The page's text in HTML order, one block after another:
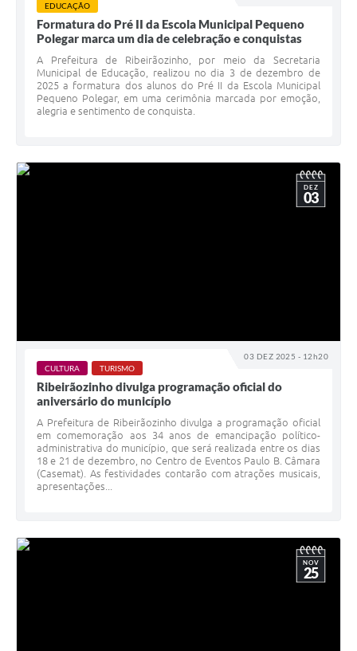
EDUCAÇÃO
Formatura do Pré II da Escola Municipal Pequeno
Polegar marca um dia de celebração e conquistas
A Prefeitura de Ribeirãozinho, por meio da Secretaria
Municipal de Educação, realizou no dia 3 de dezembro de
2025 a formatura dos alunos do Pré II da Escola Municipal
Pequeno Polegar, em uma cerimônia marcada por emoção,
alegria e sentimento de conquista.
03 DEZ 2025 - 12h20
DEZ
03
CULTURA TURISMO
Ribeirãozinho divulga programação oficial do
aniversário do município
A Prefeitura de Ribeirãozinho divulga a programação oficial
em comemoração aos 34 anos de emancipação político-
administrativa do município, que será realizada entre os dias
18 e 21 de dezembro, no Centro de Eventos Paulo B. Câmara
(Casemat). As festividades contarão com atrações musicais,
apresentações...
NOV
25